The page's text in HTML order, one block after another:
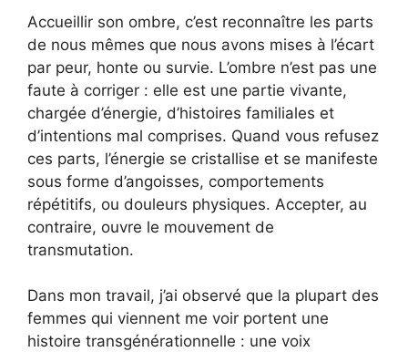
Accueillir son ombre, c’est reconnaître les parts
de nous mêmes que nous avons mises à l’écart
par peur, honte ou survie. L’ombre n’est pas une
faute à corriger : elle est une partie vivante,
chargée d’énergie, d’histoires familiales et
d’intentions mal comprises. Quand vous refusez
ces parts, l’énergie se cristallise et se manifeste
sous forme d’angoisses, comportements
répétitifs, ou douleurs physiques. Accepter, au
contraire, ouvre le mouvement de
transmutation.
Dans mon travail, j’ai observé que la plupart des
femmes qui viennent me voir portent une
histoire transgénérationnelle : une voix